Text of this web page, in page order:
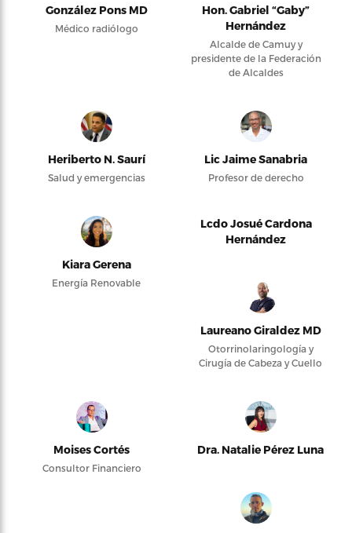
González Pons MD
Médico radiólogo
Hon. Gabriel “Gaby”
Hernández
Alcalde de Camuy y
presidente de la Federación
de Alcaldes
Heriberto N. Saurí
Salud y emergencias
Lic Jaime Sanabria
Profesor de derecho
Kiara Gerena
Energía Renovable
Lcdo Josué Cardona
Hernández
Laureano Giraldez MD
Otorrinolaringología y
Cirugía de Cabeza y Cuello
Moises Cortés
Consultor Financiero
Dra. Natalie Pérez Luna